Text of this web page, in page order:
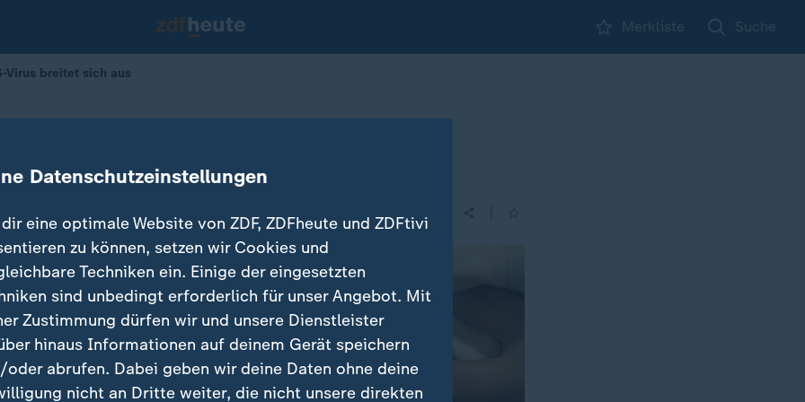
Merkliste Suche
Virus breitet sich aus
sich aus
Datenschutzeinstellungen
eine optimale Website von ZDF, ZDFheute und ZDFtivi
zu können, setzen wir Cookies und
Techniken ein. Einige der eingesetzten
sind unbedingt erforderlich für unser Angebot. Mit
Zustimmung dürfen wir und unsere Dienstleister
hinaus Informationen auf deinem Gerät speichern
oder abrufen. Dabei geben wir deine Daten ohne deine
nicht an Dritte weiter, die nicht unsere direkten